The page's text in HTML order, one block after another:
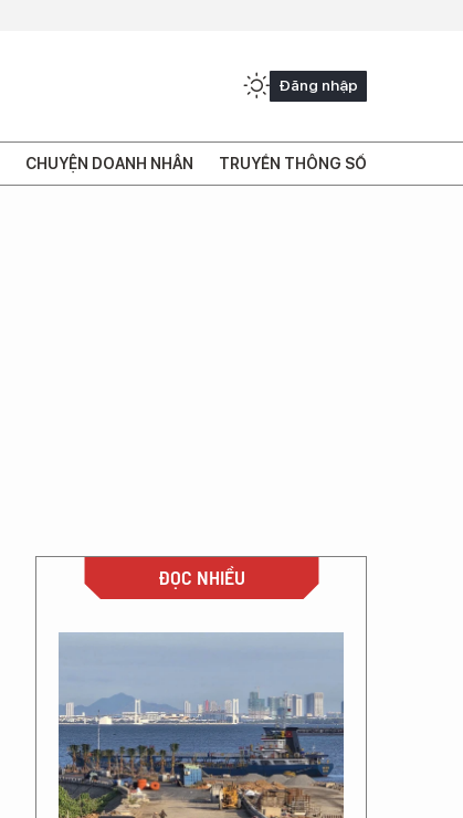
Đăng nhập
CHUYỆN DOANH NHÂN TRUYỀN THÔNG SỐ
ĐỌC NHIỀU